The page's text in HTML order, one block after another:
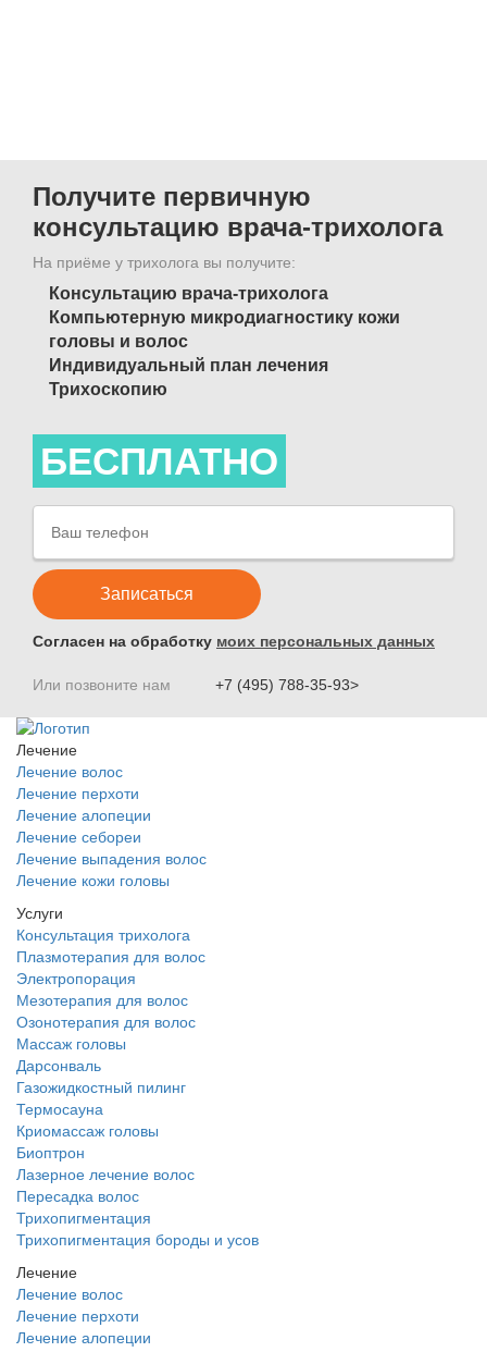
Получите первичную
консультацию врача-трихолога
На приёме у трихолога вы получите:
Консультацию врача-трихолога
Компьютерную микродиагностику кожи
головы и волос
Индивидуальный план лечения
Трихоскопию
БЕСПЛАТНО
Согласен на обработку моих персональных данных
Или позвоните нам +7 (495) 788-35-93>
Лечение
Лечение волос
Лечение перхоти
Лечение алопеции
Лечение себореи
Лечение выпадения волос
Лечение кожи головы
Услуги
Консультация трихолога
Плазмотерапия для волос
Электропорация
Мезотерапия для волос
Озонотерапия для волос
Массаж головы
Дарсонваль
Газожидкостный пилинг
Термосауна
Криомассаж головы
Биоптрон
Лазерное лечение волос
Пересадка волос
Трихопигментация
Трихопигментация бороды и усов
Лечение
Лечение волос
Лечение перхоти
Лечение алопеции